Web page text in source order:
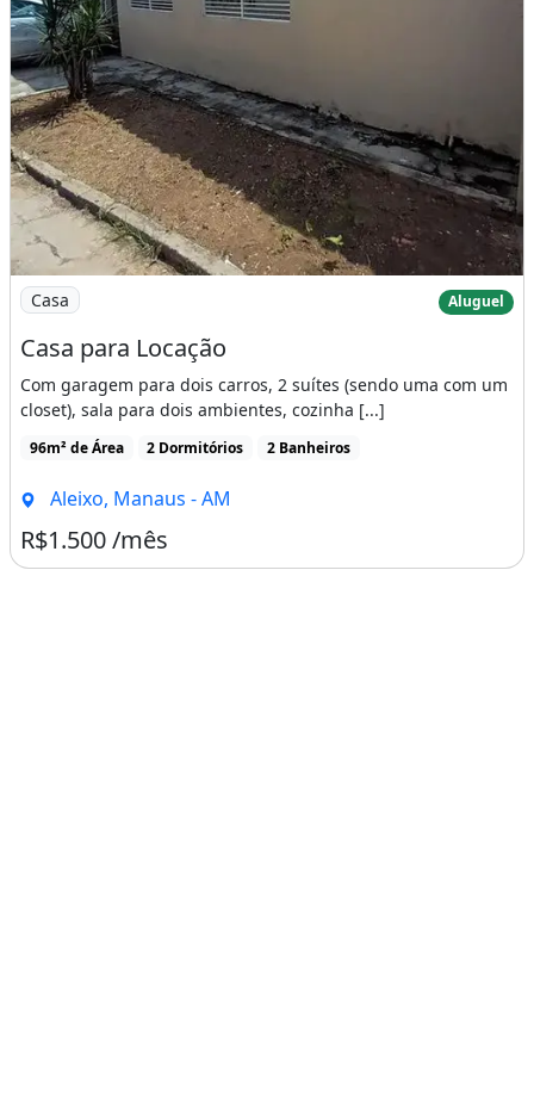
Imagem: Casa para Locação
Casa Aluguel
Casa para Locação
Com garagem para dois carros, 2 suítes (sendo uma com um
closet), sala para dois ambientes, cozinha [...]
96m² de Área 2 Dormitórios 2 Banheiros
Aleixo, Manaus - AM
R$1.500 /mês